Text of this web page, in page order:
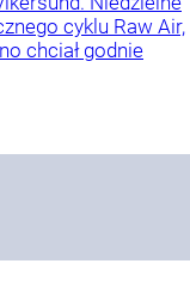
cyklu Raw Air,
chciał godnie